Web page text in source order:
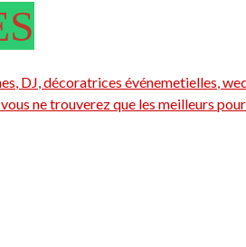
DJ, décoratrices événemetielles,
ne trouverez que les meilleurs